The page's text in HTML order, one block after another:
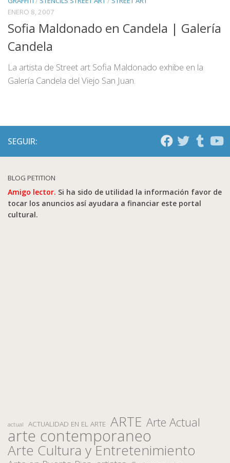
ENERO 8, 2007
Sofia Maldonado en Candela | Galería
Candela
La artista de Street art Sofia Maldonado exhibe en la
Galería Candela del Viejo San Juan.
SEGUIR:
BLOG PETITION
Amigo lector. Si ha sido de utilidad la información favor de
tocar los anuncios así ayudara a financiar este portal
cultural.
actual ACTUALIDAD EN EL ARTE ARTE Arte Actual
arte contemporaneo
Arte Cultura y Entretenimiento